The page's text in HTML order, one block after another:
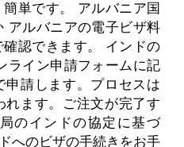
単です。 アルバニア国
アルバニアの電子ビザ料
認できます。 インドの
ライン申請フォームに記
申請します。プロセスは
れます。ご注文が完了す
のインドの協定に基づ
へのビザの手続きをお手